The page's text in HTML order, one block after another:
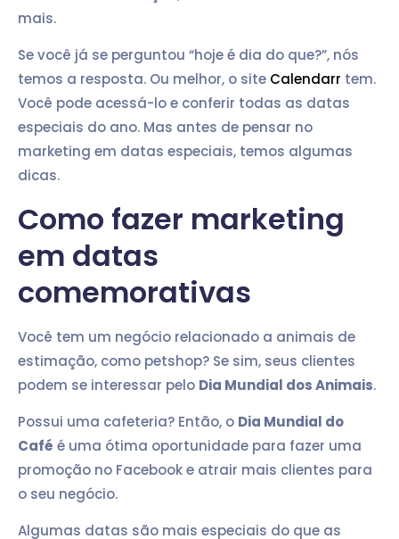
mais.
Se você já se perguntou “hoje é dia do que?”, nós
temos a resposta. Ou melhor, o site Calendarr tem.
Você pode acessá-lo e conferir todas as datas
especiais do ano. Mas antes de pensar no
marketing em datas especiais, temos algumas
dicas.
Como fazer marketing
em datas
comemorativas
Você tem um negócio relacionado a animais de
estimação, como petshop? Se sim, seus clientes
podem se interessar pelo Dia Mundial dos Animais.
Possui uma cafeteria? Então, o Dia Mundial do
Café é uma ótima oportunidade para fazer uma
promoção no Facebook e atrair mais clientes para
o seu negócio.
Algumas datas são mais especiais do que as